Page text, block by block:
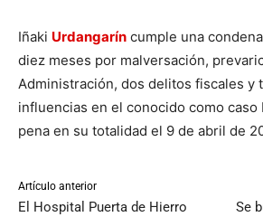
Iñaki Urdangarín cumple una
diez meses por malversación,
Administración, dos delitos fiscales y
influencias en el conocido como caso
pena en su totalidad el 9 de abril de
Artículo anterior
El Hospital Puerta de Hierro
Se